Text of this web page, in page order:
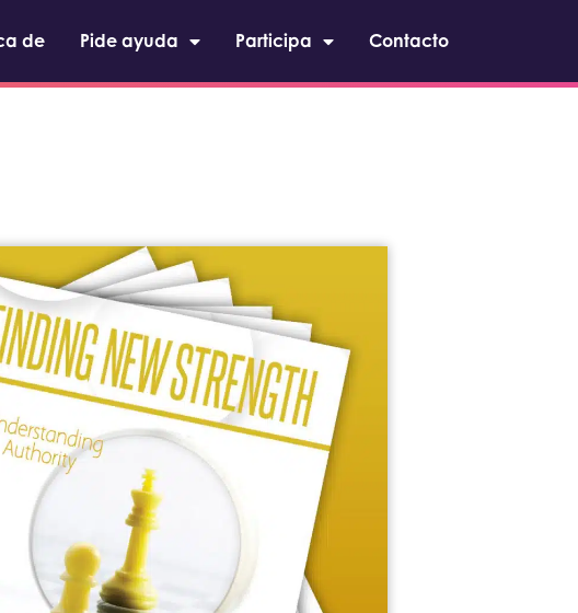
de Pide ayuda Participa Contacto